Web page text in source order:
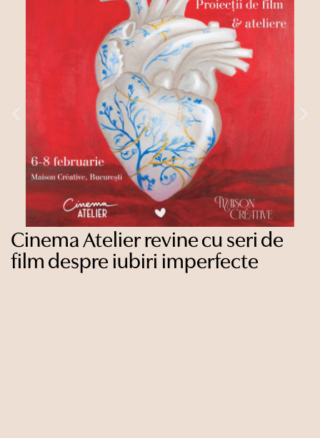
Cinema Atelier revine cu seri de
film despre iubiri imperfecte